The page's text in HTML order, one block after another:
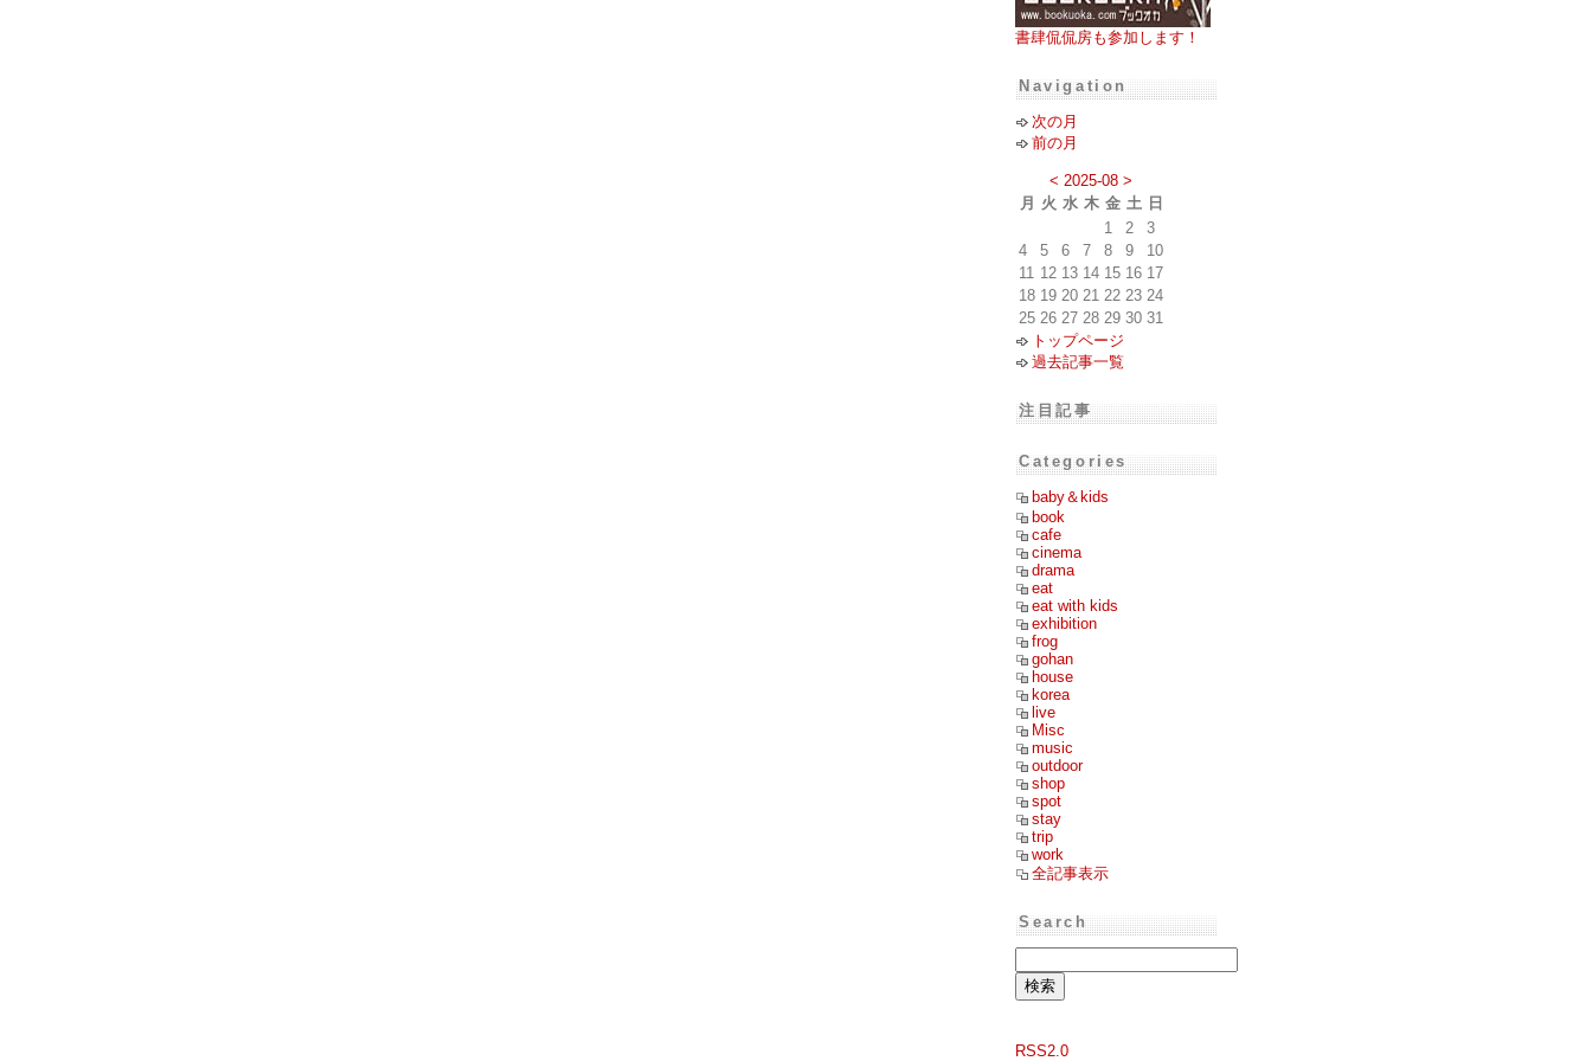
書肆侃侃房も参加します！
Navigation
次の月
前の月
< 2025-08 >
月
火 水 木 金 土 日
1
2
3
4
5 6 7 8 9
10
11 12 13 14 15 16 17
18 19 20 21 22 23 24
25 26 27 28 29 30 31
トップページ
過去記事一覧
注目記事
Categories
baby＆kids
book
cafe
cinema
drama
eat
eat with kids
exhibition
frog
gohan
house
korea
live
Misc
music
outdoor
shop
spot
stay
trip
work
全記事表示
Search
RSS2.0